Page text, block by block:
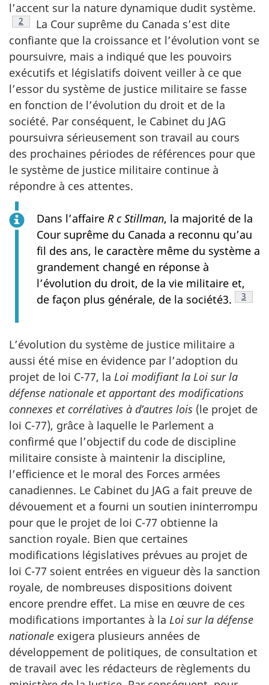
l’accent sur la nature dynamique dudit système.
Footnote
2
La Cour suprême du Canada s’est dite
confiante que la croissance et l’évolution vont se
poursuivre, mais a indiqué que les pouvoirs
exécutifs et législatifs doivent veiller à ce que
l’essor du système de justice militaire se fasse
en fonction de l’évolution du droit et de la
société. Par conséquent, le Cabinet du JAG
poursuivra sérieusement son travail au cours
des prochaines périodes de références pour que
le système de justice militaire continue à
répondre à ces attentes.
Dans l’affaire R c Stillman, la majorité de la
Cour suprême du Canada a reconnu qu’au
fil des ans, le caractère même du système a
grandement changé en réponse à
l’évolution du droit, de la vie militaire et,
de façon plus générale, de la société3.
3
L’évolution du système de justice militaire a
aussi été mise en évidence par l’adoption du
projet de loi C-77, la Loi modifiant la Loi sur la
défense nationale et apportant des modifications
connexes et corrélatives à d’autres lois (le projet de
loi C-77), grâce à laquelle le Parlement a
confirmé que l’objectif du code de discipline
militaire consiste à maintenir la discipline,
l’efficience et le moral des Forces armées
canadiennes. Le Cabinet du JAG a fait preuve de
dévouement et a fourni un soutien ininterrompu
pour que le projet de loi C-77 obtienne la
sanction royale. Bien que certaines
modifications législatives prévues au projet de
loi C-77 soient entrées en vigueur dès la sanction
royale, de nombreuses dispositions doivent
encore prendre effet. La mise en œuvre de ces
modifications importantes à la Loi sur la défense
nationale exigera plusieurs années de
développement de politiques, de consultation et
de travail avec les rédacteurs de règlements du